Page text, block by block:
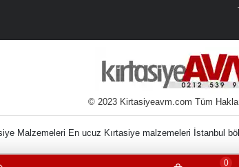
© 2023 Kirtasiyeavm.com Tüm
Kırtasiye
0